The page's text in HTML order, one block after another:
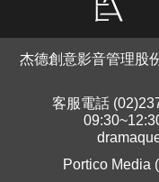
杰德創意影音管理股
客服電話
Portico Media